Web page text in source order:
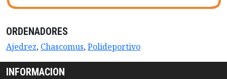
ORDENADORES
Ajedrez, Chascomus,Polideportivo
INFORMACION